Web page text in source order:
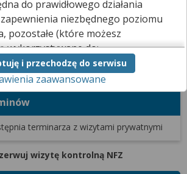
Zamów receptę
Filtrowanie wyników
wizytę prywatną
terminarza z wizytami prywatnymi
wizytę kontrolną NFZ
do prawidłowego działania
niezbędnego poziomu
pozostałe (które możesz
wykorzystywane do:
funkcjonalności
działanie naszego serwisu,
w jaki sposób korzystasz z naszej
i wyświetlania reklam, w
funkcji mediów społecznościowych.
i przechodzę do serwisu
zaawansowane